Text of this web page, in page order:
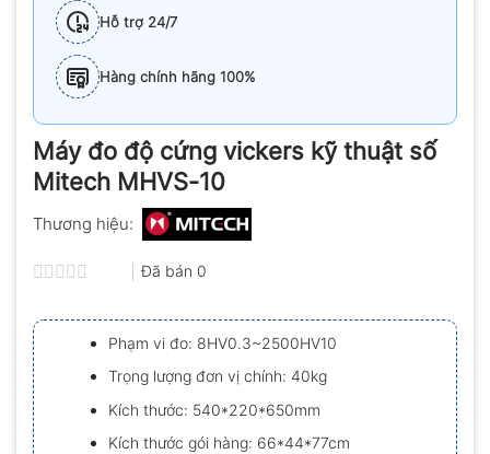
Hỗ trợ 24/7
Hàng chính hãng 100%
Máy đo độ cứng vickers kỹ thuật số
Mitech MHVS-10
Thương hiệu:
xếp
hạng
0.0
5
sao
Đã bán 0
Phạm vi đo: 8HV0.3~2500HV10
Trọng lượng đơn vị chính: 40kg
Kích thước: 540*220*650mm
Kích thước gói hàng: 66*44*77cm